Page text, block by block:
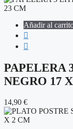
Añadir al
PAPELERA
NEGRO 17
14,90 €